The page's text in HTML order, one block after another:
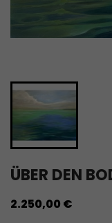
ÜBER DEN
2.250,00 €